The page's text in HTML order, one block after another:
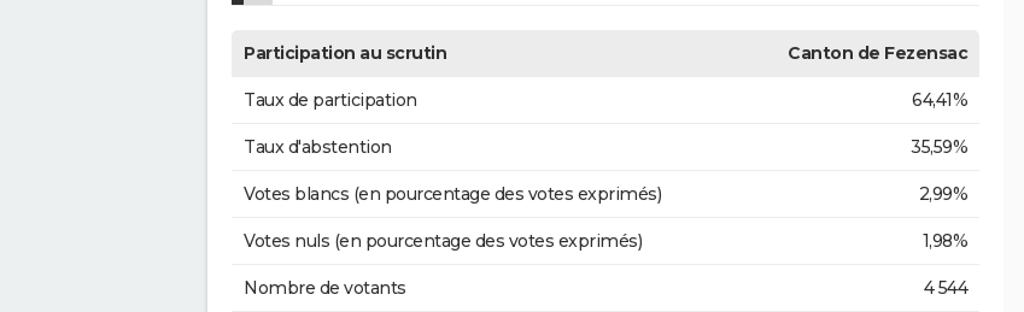
Participation au scrutin Canton de Fezensac
Taux de participation 64,41%
Taux d'abstention 35,59%
Votes blancs (en pourcentage des votes exprimés) 2,99%
Votes nuls (en pourcentage des votes exprimés) 1,98%
Nombre de votants 4 544